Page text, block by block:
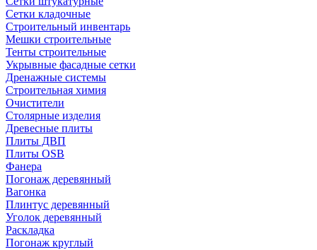
Сетки кладочные
Строительный инвентарь
Мешки строительные
Тенты строительные
Укрывные фасадные сетки
Дренажные системы
Строительная химия
Очистители
Столярные изделия
Древесные плиты
Плиты ДВП
Плиты OSB
Фанера
Погонаж деревянный
Вагонка
Плинтус деревянный
Уголок деревянный
Раскладка
Погонаж круглый